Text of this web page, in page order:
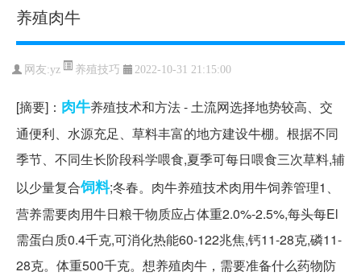
养殖肉牛
网友:yz 养殖技巧 2022-10-31 21:15:00
[摘要]： 肉牛养殖技术和方法 - 土流网选择地势较高、交
通便利、水源充足、草料丰富的地方建设牛棚。根据不同
季节、不同生长阶段科学喂食,夏季可每日喂食三次草料,辅
以少量复合饲料;冬春。肉牛养殖技术肉用牛饲养管理1、
营养需要肉用牛日粮干物质应占体重2.0%-2.5%,每头每El
需蛋白质0.4千克,可消化热能60-122兆焦,钙11-28克,磷11-
28克。体重500千克。想养殖肉牛，需要准备什么药物防